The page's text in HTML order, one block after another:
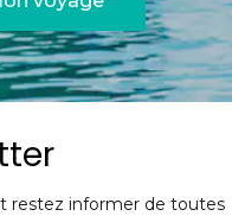
restez informer de toutes